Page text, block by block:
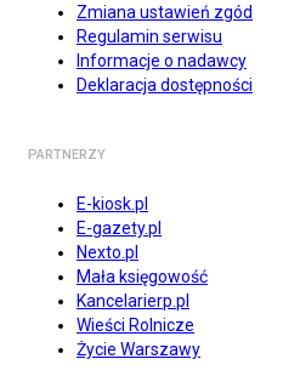
Zmiana ustawień zgód
Regulamin serwisu
Informacje o nadawcy
Deklaracja dostępności
PARTNERZY
E-kiosk.pl
E-gazety.pl
Nexto.pl
Mała księgowość
Kancelarierp.pl
Wieści Rolnicze
Życie Warszawy